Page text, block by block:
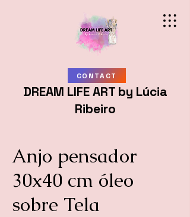
CONTACT
DREAM LIFE ART by Lúcia
Ribeiro
Anjo pensador
30x40 cm óleo
sobre Tela